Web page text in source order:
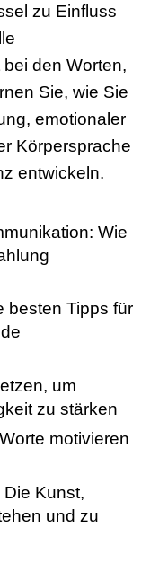
zu Einfluss
den Worten,
Sie, wie Sie
emotionaler
Körpersprache
entwickeln.
Wie
besten Tipps für
um
zu stärken
motivieren
Kunst,
und zu